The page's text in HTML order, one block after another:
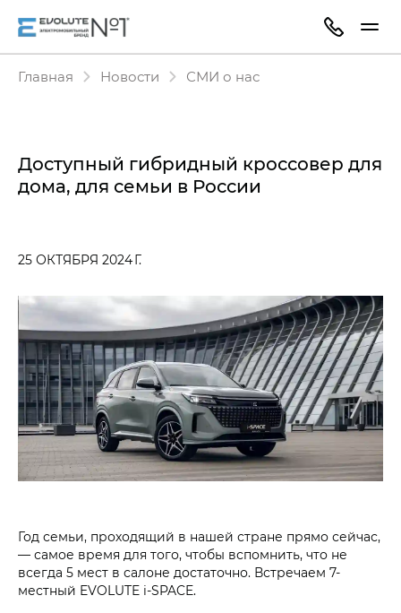
Главная Новости СМИ о нас
Доступный гибридный кроссовер для
дома, для семьи в России
25 ОКТЯБРЯ 2024 Г.
Год семьи, проходящий в нашей стране прямо сейчас,
— самое время для того, чтобы вспомнить, что не
всегда 5 мест в салоне достаточно. Встречаем 7-
местный EVOLUTE i‑SPACE.